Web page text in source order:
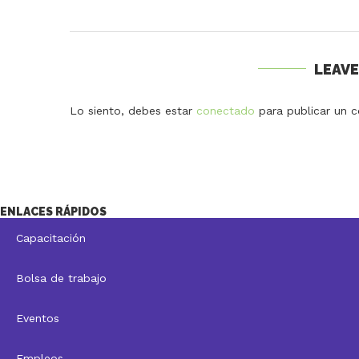
Lo siento, debes estar conectado para publicar un
ENLACES RÁPIDOS
Capacitación
Bolsa de trabajo
Eventos